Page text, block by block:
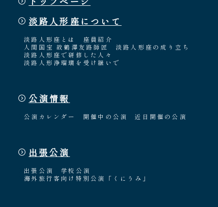
淡路人形座について
淡路人形座とは
座員紹介
人間国宝 故鶴澤友路師匠
淡路人形座の成り立ち
淡路人形座で研修した人々
淡路人形浄瑠璃を受け継いで
公演情報
公演カレンダー 開催中の公演 近日開催の公演
出張公演
出張公演
学校公演
海外旅行客向け特別公演「くにうみ」